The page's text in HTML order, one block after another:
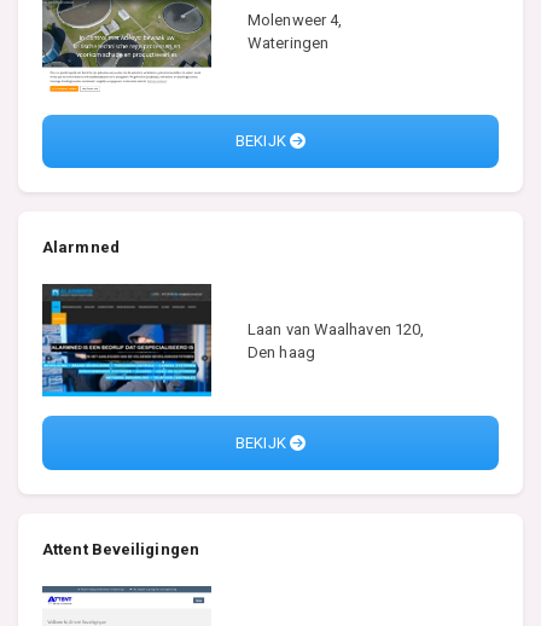
Molenweer 4,
Wateringen
BEKIJK
Alarmned
Laan van Waalhaven 120,
Den haag
BEKIJK
Attent Beveiligingen